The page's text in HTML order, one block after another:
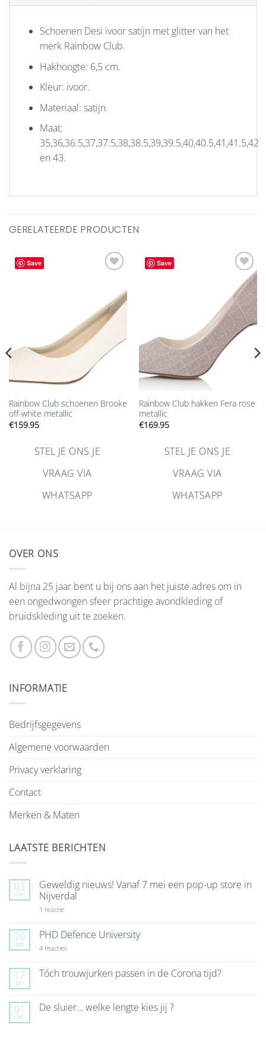
Schoenen Desi ivoor satijn met glitter van het
merk Rainbow Club.
Hakhoogte: 6,5 cm.
Kleur: ivoor.
Materiaal: satijn.
Maat:
35,36,36.5,37,37.5,38,38.5,39,39.5,40,40.5,41,41.5,42
en 43.
GERELATEERDE PRODUCTEN
Save
toevoegen
Rainbow Club schoenen Brooke
off-white metallic
€159.95
STEL JE ONS JE
VRAAG VIA
WHATSAPP
Save
verlanglijst
toevoegen
Rainbow Club hakken Fera rose
metallic
€169.95
STEL JE ONS JE
VRAAG VIA
WHATSAPP
OVER ONS
Al bijna 25 jaar bent u bij ons aan het juiste adres om in
een ongedwongen sfeer prachtige avondkleding of
bruidskleding uit te zoeken.
INFORMATIE
Bedrijfsgegevens
Algemene voorwaarden
Privacy verklaring
Contact
Merken & Maten
LAATSTE BERICHTEN
03
mei
Geweldig nieuws! Vanaf 7 mei een pop-up store in
Nijverdal
1 reactieop
Vanaf
7
mei
up
store
20
jan
PHD Defence University
4 reactiesop
University
17
jan
Tóch trouwjurken passen in de Corona tijd?
Tóch
01
dec
De sluier… welke lengte kies jij ?